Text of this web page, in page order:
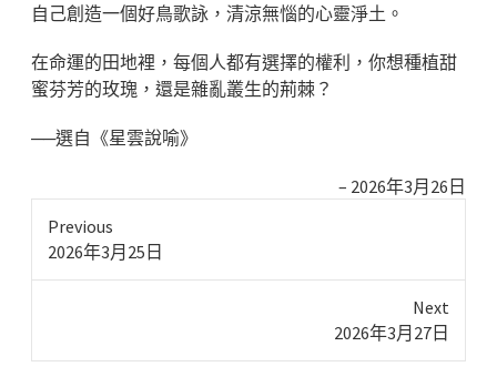
自己創造一個好鳥歌詠，清涼無惱的心靈淨土。
在命運的田地裡，每個人都有選擇的權利，你想種植甜
蜜芬芳的玫瑰，還是雜亂叢生的荊棘？
──選自《星雲說喻》
2026年3月26日
Previous
Previous
2026年3月25日
Next
2026年3月27日